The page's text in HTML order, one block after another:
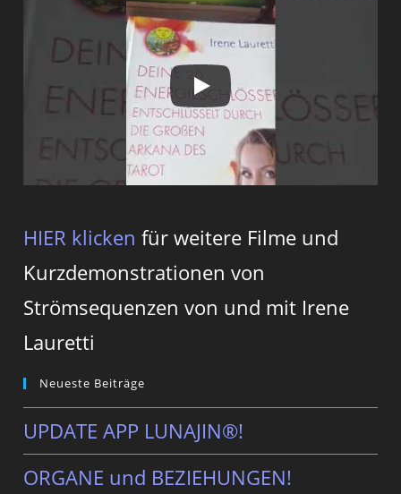
HIER klicken für weitere Filme und
Kurzdemonstrationen von
Strömsequenzen von und mit Irene
Lauretti
Neueste Beiträge
UPDATE APP LUNAJIN®!
ORGANE und BEZIEHUNGEN!